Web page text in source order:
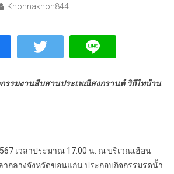
Khonnakhon844
รรมงานสืบสานประเพณีสงกรานต์ วิถีไทบ้าน
เวลาประมาณ 17.00 น. ณ บริเวณเฮือน
กลางจังหวัดขอนแก่น ประกอบกิจกรรมรดน้ำ